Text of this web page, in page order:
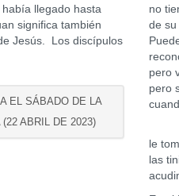
llegado hasta
significa también
Jesús. Los discípulos
EL SÁBADO DE LA
ABRIL DE 2023)
no
de
pero
pero
Y lo
le
las